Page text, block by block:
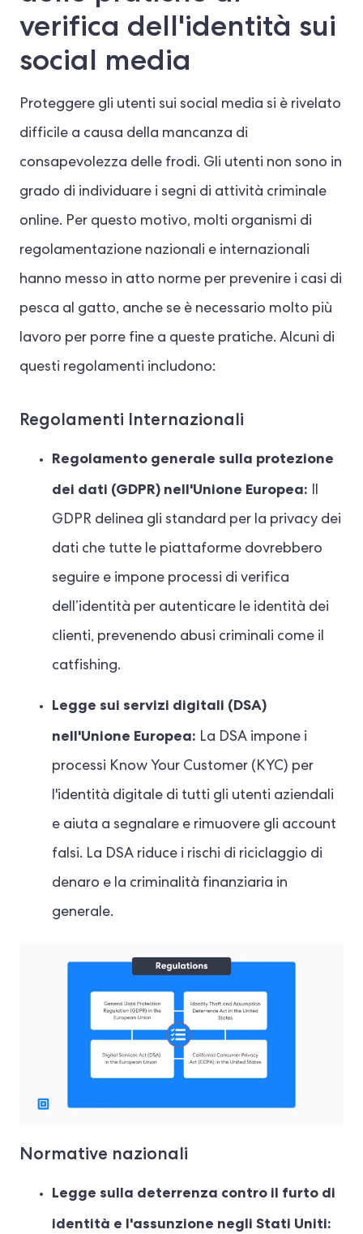
verifica dell'identità sui
social media
Proteggere gli utenti sui social media si è rivelato
difficile a causa della mancanza di
consapevolezza delle frodi. Gli utenti non sono in
grado di individuare i segni di attività criminale
online. Per questo motivo, molti organismi di
regolamentazione nazionali e internazionali
hanno messo in atto norme per prevenire i casi di
pesca al gatto, anche se è necessario molto più
lavoro per porre fine a queste pratiche. Alcuni di
questi regolamenti includono:
Regolamenti Internazionali
Regolamento generale sulla protezione
dei dati (GDPR) nell'Unione Europea:
GDPR delinea gli standard per la privacy dei
dati che tutte le piattaforme dovrebbero
seguire e impone processi di verifica
dell’identità per autenticare le identità dei
clienti, prevenendo abusi criminali come il
catfishing.
Legge sui servizi digitali (DSA)
nell'Unione Europea: La DSA impone i
processi Know Your Customer (KYC) per
l'identità digitale di tutti gli utenti aziendali
e aiuta a segnalare e rimuovere gli account
falsi. La DSA riduce i rischi di riciclaggio di
denaro e la criminalità finanziaria in
generale.
Normative nazionali
Legge sulla deterrenza contro il furto di
identità e l'assunzione negli Stati Uniti: